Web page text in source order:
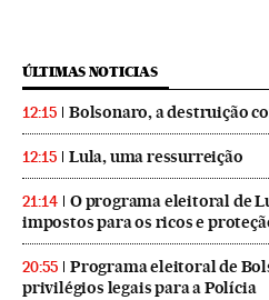
ÚLTIMAS NOTICIAS
12:15 Bolsonaro, a destruição
12:15 Lula, uma ressurreição
21:14
O programa eleitoral de
impostos para os ricos e
20:55
Programa eleitoral de
privilégios legais para a Polícia